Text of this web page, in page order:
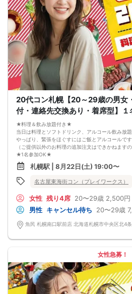
20代コン札幌【20～29歳の男
付・連絡先交換あり・着席型】１
★料理＆飲み放題付き★
当日は料理とソフトドリンク、アルコール飲み放題
やっぱり、緊張をほぐすにはご飯とアルコールです
（ご提供以外のお料理の追加注文はできかねます
★1名参加OK★
他の1名参加の方とペアになりますし、友達作りに
基本的には２：２のグループトークとなります。
（１：１でのトークはございませんので、予めご了
★プロフィールカードにより会話のキッカケもバ
なんてことは絶対ありません！
プロフィールカードを活用し、「はじめまして」
★完全着席型・連絡先交換は自由★
完全着席型で席替えはできる限り行います。
席替えの５分前には連絡先交換を促すアナウンス
1. ２名様以上でのご参加は必ず同性同士でお申し
2. 服装の指定はございません。多くのお客様はカ
れています。
3. 開催判断はイベント前日の時点で男性３名・女
札幌駅 | 8月22日(土) 19:00〜
名古屋東海街コン（プレイワークス）
女性 残り4席 20〜29歳 2,500円
男性 キャンセル待ち 20〜29歳
魚民 札幌南口駅前店 北海道札幌市中央区北4
女性急募！